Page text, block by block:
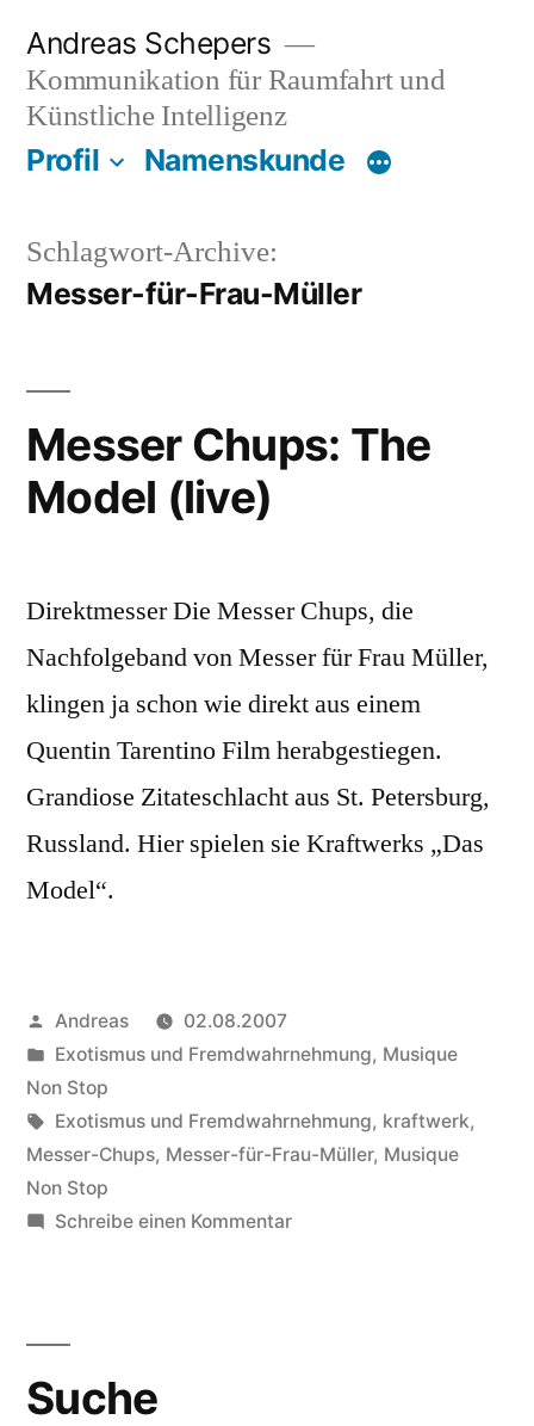
Inhalt
springen
Andreas Schepers
Kommunikation für Raumfahrt und
Künstliche Intelligenz
Profil Namenskunde
Schlagwort-Archive:
Messer-für-Frau-Müller
Messer Chups: The
Model (live)
Direktmesser Die Messer Chups, die
Nachfolgeband von Messer für Frau Müller,
klingen ja schon wie direkt aus einem
Quentin Tarentino Film herabgestiegen.
Grandiose Zitateschlacht aus St. Petersburg,
Russland. Hier spielen sie Kraftwerks „Das
Model“.
Veröffentlicht
von
Andreas
02.08.2007
Veröffentlicht
in
Exotismus und Fremdwahrnehmung, Musique
Non Stop
Schlagwörter:
Exotismus und Fremdwahrnehmung, kraftwerk,
Messer-Chups, Messer-für-Frau-Müller, Musique
Non Stop
Schreibe einen Kommentarzu
Suche